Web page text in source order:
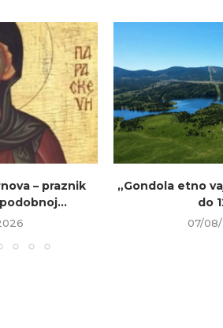
– praznik
„Gondola etno
do
07/